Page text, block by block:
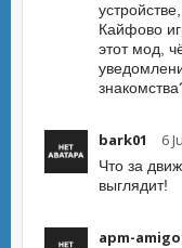
Кайфово
этот мод,
bark01 6
Что за
выглядит!
apm-